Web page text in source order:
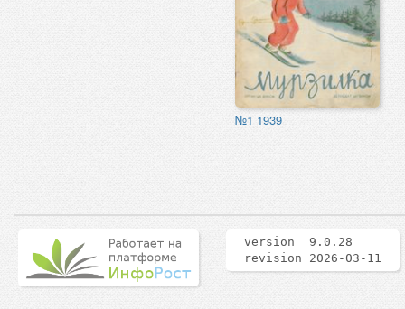
№1 1939
version 9.0.28
revision 2026-03-11